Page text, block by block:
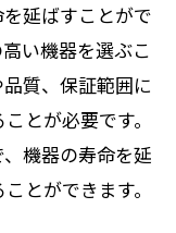
延ばすことがで
い機器を選ぶこ
質、保証範囲に
とが必要です。
機器の寿命を延
とができます。